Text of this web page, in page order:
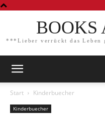
BOOKS
***Lieber verrückt das Leben
Start Kinderbuecher
Kinderbuecher